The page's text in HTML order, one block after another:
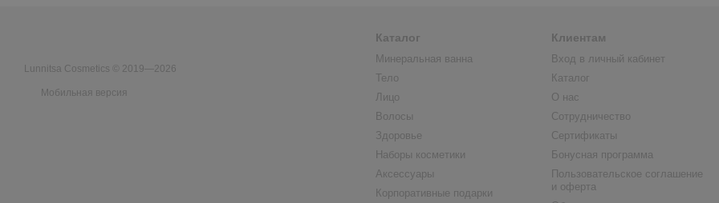
Lunnitsa Cosmetics © 2019—2026
Мобильная версия
Каталог
Минеральная ванна
Тело
Лицо
Волосы
Здоровье
Наборы косметики
Аксессуары
Корпоративные подарки
Клиентам
Вход в личный кабинет
Каталог
О нас
Сотрудничество
Сертификаты
Бонусная программа
Пользовательское соглашение
и оферта